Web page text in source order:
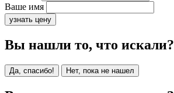
Ваше имя
узнать цену
Вы нашли то, что искали?
Да, спасибо! Нет, пока не нашел